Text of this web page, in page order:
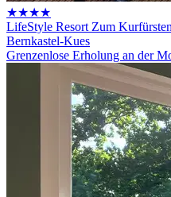
★★★★
LifeStyle Resort Zum Kurfürsten
Bernkastel-Kues
Grenzenlose Erholung an der